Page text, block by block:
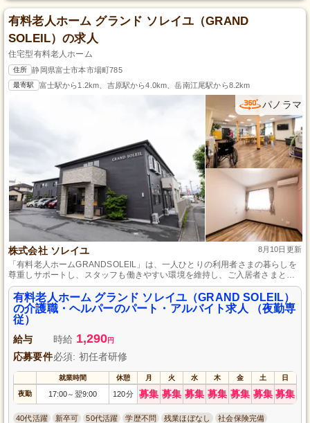
有料老人ホーム グランド ソレイユ（GRAND
SOLEIL）の求人
住宅型有料老人ホーム
住所 静岡県富士市本市場町785
最寄駅 富士駅から1.2km、吉原駅から4.0km、岳南江尾駅から8.2km
パノラマ
株式会社 ソレイユ 8月10日更新
「有料老人ホームGRANDSOLEIL」は、一人ひとりの利用者さまの暮らしを
尊重しサポートし、スタッフも働きやすい環境を維持し、ご入居者さまとス
タッフ双方が楽しく過ごせる施設です。
有料老人ホーム グランド ソレイユ（GRAND SOLEIL）
の介護職・ヘルパーのパート・アルバイト求人 （夜勤専
従）
給与 時給 1,290円
応募要件必須: 初任者研修
就業時間 休憩 月 火 水 木 金 土 日
夜勤 17:00～ 翌9:00 120分 募集 募集 募集 募集 募集 募集 募集
40代活躍 新卒可 50代活躍 学歴不問 残業ほぼなし 社会保険完備